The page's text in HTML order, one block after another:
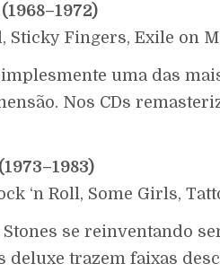
Sticky Fingers, Exile on
uma das
Nos CDs
‘n Roll, Some Girls,
se reinventando
deluxe trazem faixas